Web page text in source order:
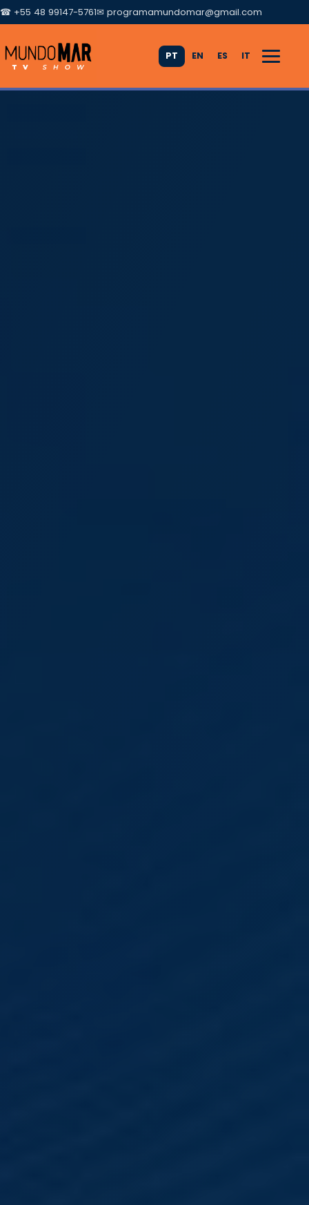
☎ +55 48 99147-5761✉ programamundomar@gmail.com
PT EN ES IT